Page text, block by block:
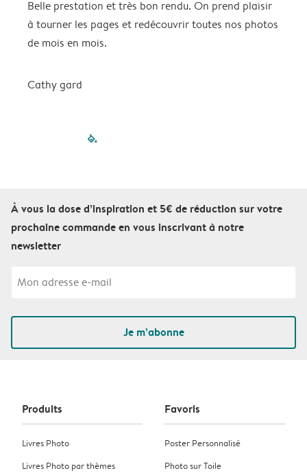
Belle prestation et très bon rendu. On prend plaisir
à tourner les pages et redécouvrir toutes nos photos
de mois en mois.
Cathy gard
filled-pagination
À vous la dose d’inspiration et 5€ de réduction sur votre
prochaine commande en vous inscrivant à notre
newsletter
Je m’abonne
Produits
Livres Photo
Livres Photo par thèmes
Favoris
Poster Personnalisé
Photo sur Toile